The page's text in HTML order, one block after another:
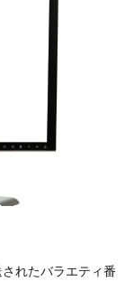
れたバラエティ番